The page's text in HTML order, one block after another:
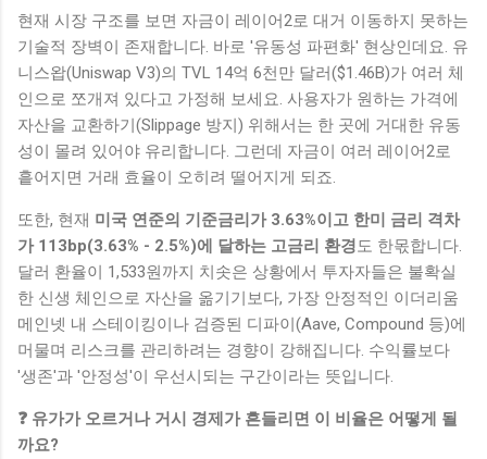
현재 시장 구조를 보면 자금이 레이어2로 대거 이동하지 못하는
기술적 장벽이 존재합니다. 바로 '유동성 파편화' 현상인데요. 유
니스왑(Uniswap V3)의 TVL 14억 6천만 달러($1.46B)가 여러 체
인으로 쪼개져 있다고 가정해 보세요. 사용자가 원하는 가격에
자산을 교환하기(Slippage 방지) 위해서는 한 곳에 거대한 유동
성이 몰려 있어야 유리합니다. 그런데 자금이 여러 레이어2로
흩어지면 거래 효율이 오히려 떨어지게 되죠.
또한, 현재 미국 연준의 기준금리가 3.63%이고 한미 금리 격차
가 113bp(3.63% - 2.5%)에 달하는 고금리 환경도 한몫합니다.
달러 환율이 1,533원까지 치솟은 상황에서 투자자들은 불확실
한 신생 체인으로 자산을 옮기기보다, 가장 안정적인 이더리움
메인넷 내 스테이킹이나 검증된 디파이(Aave, Compound 등)에
머물며 리스크를 관리하려는 경향이 강해집니다. 수익률보다
'생존'과 '안정성'이 우선시되는 구간이라는 뜻입니다.
❓ 유가가 오르거나 거시 경제가 흔들리면 이 비율은 어떻게 될
까요?